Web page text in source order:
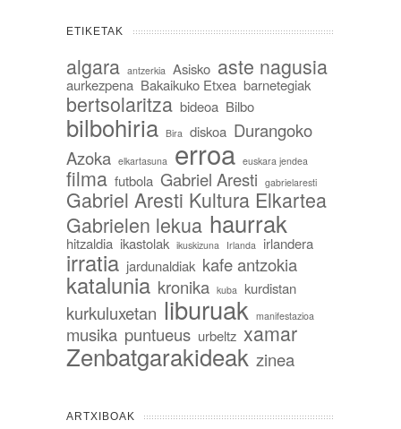
ETIKETAK
algara antzerkia Asisko aste nagusia
aurkezpena Bakaikuko Etxea barnetegiak
bertsolaritza bideoa Bilbo
bilbohiria Bira diskoa Durangoko
Azoka elkartasuna erroa euskara jendea
filma futbola Gabriel Aresti gabrielaresti
Gabriel Aresti Kultura Elkartea
Gabrielen lekua haurrak
hitzaldia ikastolak ikuskizuna Irlanda irlandera
irratia jardunaldiak kafe antzokia
katalunia kronika kuba kurdistan
kurkuluxetan liburuak manifestazioa
musika puntueus urbeltz xamar
Zenbatgarakideak zinea
ARTXIBOAK